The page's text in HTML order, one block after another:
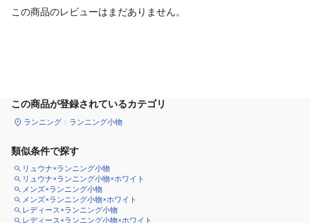
この商品のレビューはまだありません。
この商品が登録されているカテゴリ
ランニング ランニング小物
類似条件で探す
リュウナ×ランニング小物
リュウナ×ランニング小物×ホワイト
メンズ×ランニング小物
メンズ×ランニング小物×ホワイト
レディース×ランニング小物
レディース×ランニング小物×ホワイト